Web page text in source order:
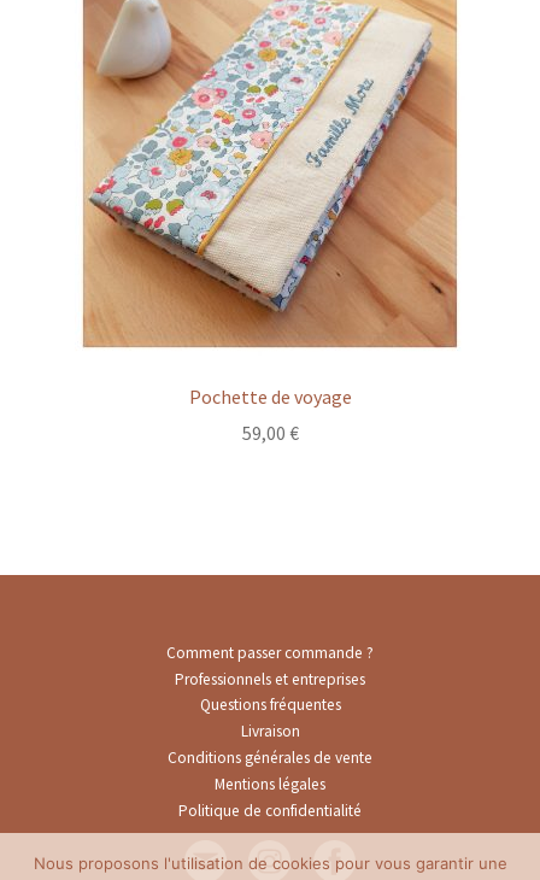
159,00 €
Pochette de voyage
59,00 €
Comment passer commande ?
Professionnels et entreprises
Questions fréquentes
Livraison
Conditions générales de vente
Mentions légales
Politique de confidentialité
Nous proposons l'utilisation de cookies pour vous garantir une